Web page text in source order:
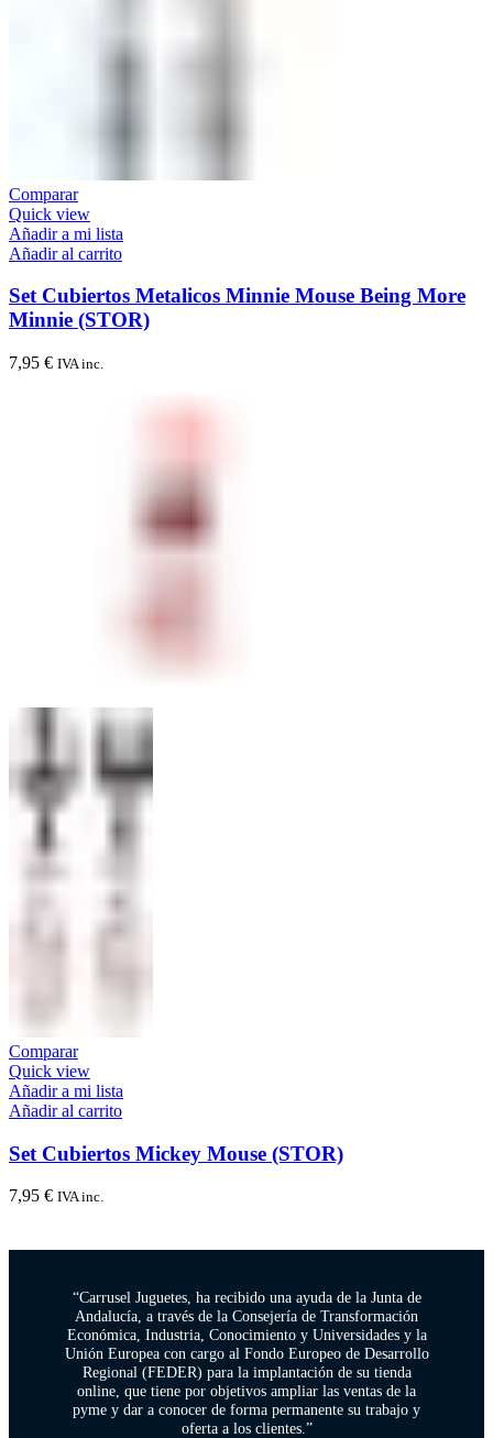
Comparar
Quick view
Añadir a mi lista
Añadir al carrito
Set Cubiertos Metalicos Minnie Mouse Being More
Minnie (STOR)
7,95 € IVA inc.
Comparar
Quick view
Añadir a mi lista
Añadir al carrito
Set Cubiertos Mickey Mouse (STOR)
7,95 € IVA inc.
“Carrusel Juguetes, ha recibido una ayuda de la Junta de
Andalucía, a través de la Consejería de Transformación
Económica, Industria, Conocimiento y Universidades y la
Unión Europea con cargo al Fondo Europeo de Desarrollo
Regional (FEDER) para la implantación de su tienda
online, que tiene por objetivos ampliar las ventas de la
pyme y dar a conocer de forma permanente su trabajo y
oferta a los clientes.”